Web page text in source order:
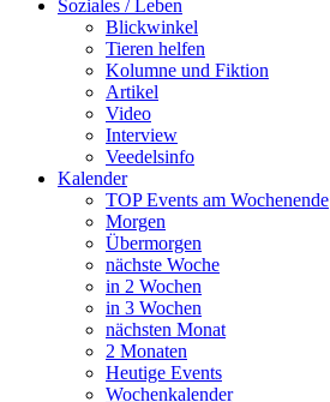
Soziales / Leben
Blickwinkel
Tieren helfen
Kolumne und Fiktion
Artikel
Video
Interview
Veedelsinfo
Kalender
TOP Events am Wochenende
Morgen
Übermorgen
nächste Woche
in 2 Wochen
in 3 Wochen
nächsten Monat
2 Monaten
Heutige Events
Wochenkalender